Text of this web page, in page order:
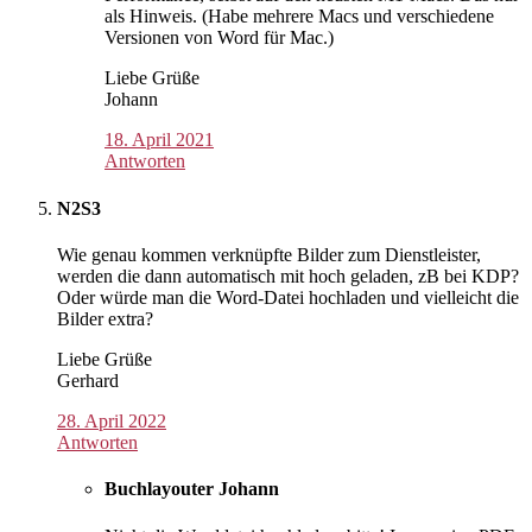
als Hinweis. (Habe mehrere Macs und verschiedene
Versionen von Word für Mac.)
Liebe Grüße
Johann
18. April 2021
Antworten
N2S3
Wie genau kommen verknüpfte Bilder zum Dienstleister,
werden die dann automatisch mit hoch geladen, zB bei KDP?
Oder würde man die Word-Datei hochladen und vielleicht die
Bilder extra?
Liebe Grüße
Gerhard
28. April 2022
Antworten
Buchlayouter Johann